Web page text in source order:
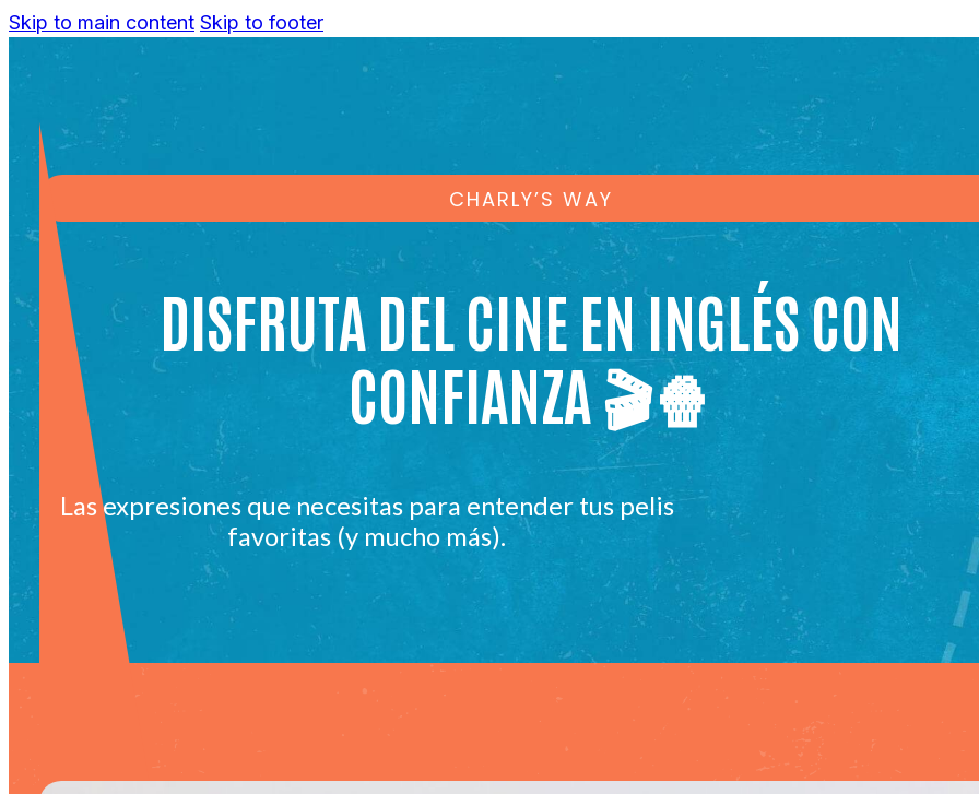
Skip to main content Skip to footer
CHARLY’S WAY
DISFRUTA DEL CINE EN INGLÉS CON
CONFIANZA 🎬🍿
Las expresiones que necesitas para entender tus pelis
favoritas (y mucho más).